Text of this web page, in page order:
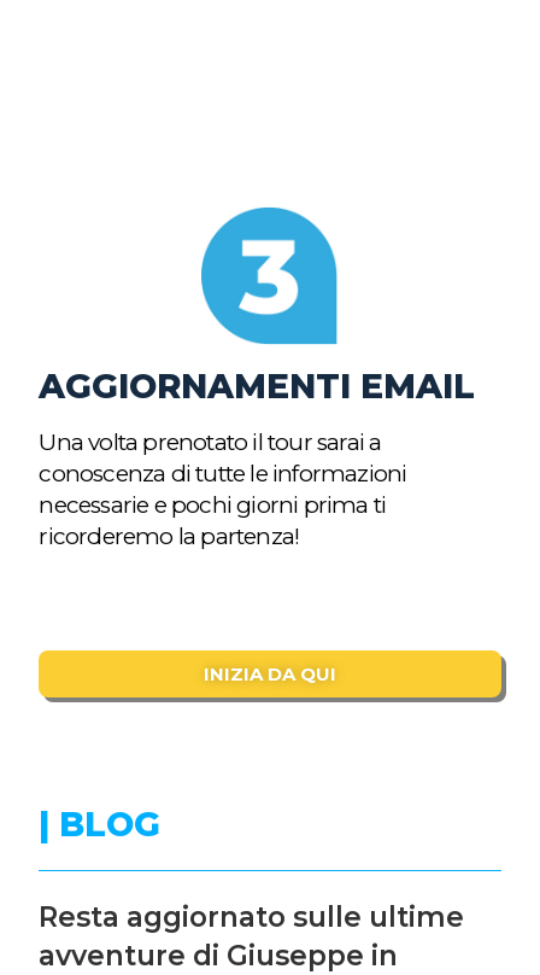
AGGIORNAMENTI EMAIL
Una volta prenotato il tour sarai a
conoscenza di tutte le informazioni
necessarie e pochi giorni prima ti
ricorderemo la partenza!
INIZIA DA QUI
| BLOG
Resta aggiornato sulle ultime
avventure di Giuseppe in